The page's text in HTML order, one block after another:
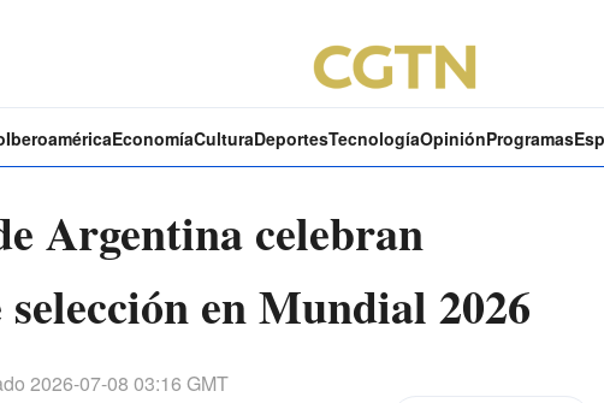
IberoaméricaEconomíaCulturaDeportesTecnologíaOpiniónProgramas
Argentina celebran
en Mundial 2026
2026-07-08 03:16 GMT